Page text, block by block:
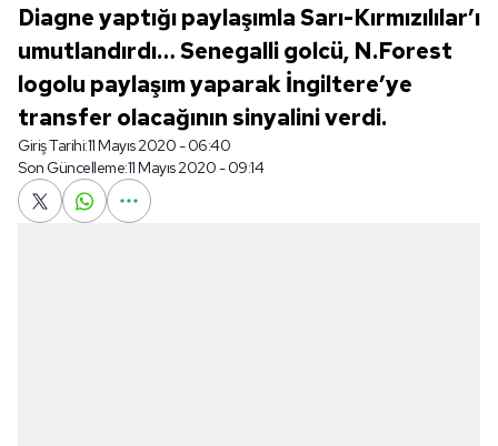
Diagne yaptığı paylaşımla Sarı-Kırmızılılar’ı
umutlandırdı… Senegalli golcü, N.Forest
logolu paylaşım yaparak İngiltere’ye
transfer olacağının sinyalini verdi.
Giriş Tarihi:11 Mayıs 2020 - 06:40
Son Güncelleme:11 Mayıs 2020 - 09:14